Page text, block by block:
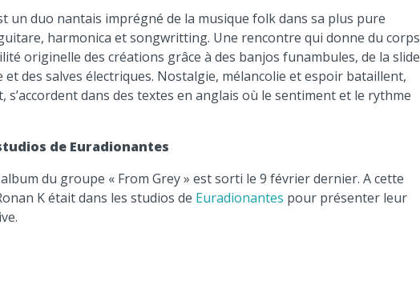
un duo nantais imprégné de la musique folk dans sa plus pure
harmonica et songwritting. Une rencontre qui donne du corps
originelle des créations grâce à des banjos funambules, de la slide
et des salves électriques. Nostalgie, mélancolie et espoir bataillent,
s’accordent dans des textes en anglais où le sentiment et le rythme
de Euradionantes
du groupe « From Grey » est sorti le 9 février dernier. A cette
K était dans les studios de Euradionantes pour présenter leur